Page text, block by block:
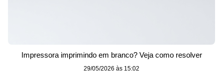
Impressora imprimindo em branco? Veja como resolver
29/05/2026 às 15:02